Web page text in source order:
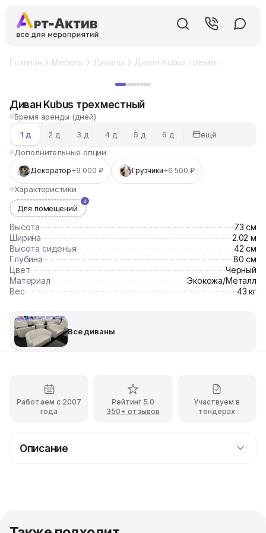
Главная Мебель Диваны Диван Kubus трехместный
Диван Kubus трехместный
Время аренды (дней)
1 д
2 д 3 д 4 д 5 д 6 д
ещё
Дополнительные опции
Декоратор+9 000 ₽ Грузчики+6 500 ₽
Характеристики
Для помещений
Высота
73 см
Ширина
2.02 м
Высота сиденья
42 см
Глубина
80 см
Цвет
Черный
Материал
Экокожа/Металл
Вес
43 кг
Все диваны
Работаем с 2007
года
Рейтинг 5.0
350+ отзывов
Участвуем в
тендерах
Описание